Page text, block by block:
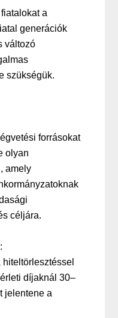
a
generációk
változó
szükségük.
forrásokat
olyan
amely
céljára.
díjaknál 30–
jelentene a